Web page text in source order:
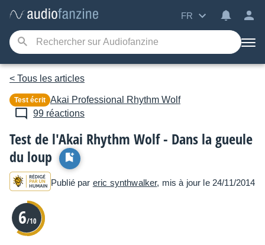
FR
< Tous les articles
Test écrit Akai Professional
Rhythm Wolf
99 réactions
Test de l'Akai Rhythm Wolf - Dans la gueule
du loup
Publié par eric synthwalker, mis à jour le 24/11/2014
6/10